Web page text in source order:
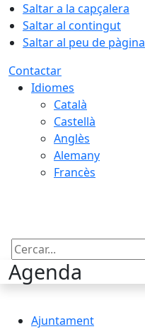
Saltar a la capçalera
Saltar al contingut
Saltar al peu de pàgina
Contactar
Idiomes
Català
Castellà
Anglès
Alemany
Francès
Cercar:
Agenda
Ajuntament